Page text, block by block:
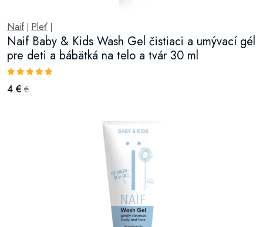
Naif Pleť
Naif Baby & Kids Wash Gel čistiaci a umývací gél
pre deti a bábätká na telo a tvár 30 ml
4 € €